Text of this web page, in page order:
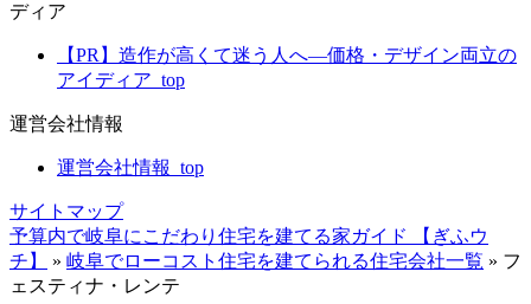
ディア
【PR】造作が高くて迷う人へ―価格・デザイン両立の
アイディア_top
運営会社情報
運営会社情報_top
サイトマップ
予算内で岐阜にこだわり住宅を建てる家ガイド 【ぎふウ
チ】
» 岐阜でローコスト住宅を建てられる住宅会社一覧 » フ
ェスティナ・レンテ